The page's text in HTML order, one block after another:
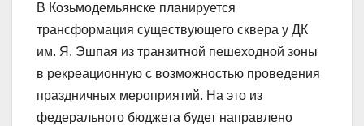
В Козьмодемьянске планируется
трансформация существующего сквера у ДК
им. Я. Эшпая из транзитной пешеходной зоны
в рекреационную с возможностью проведения
праздничных мероприятий. На это из
федерального бюджета будет направлено